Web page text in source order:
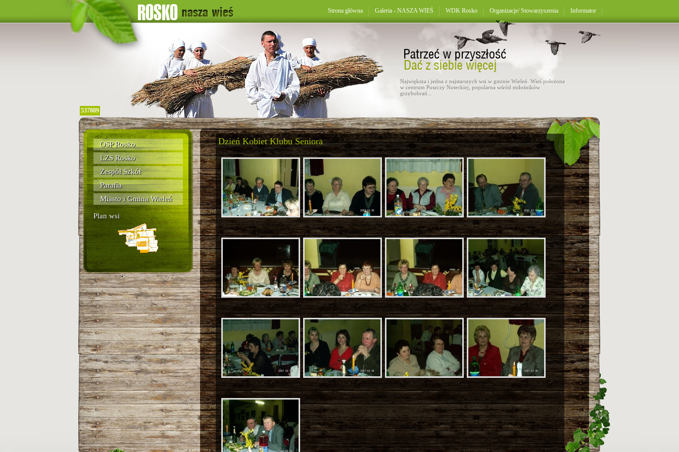
Strona główna Galeria - NASZA WIEŚ WDK Rosko Organizacje/ Stowarzyszenia Informator
Największa i jedna z najstarszych wsi w gminie Wieleń. Wieś położona
w centrum Puszczy Noteckiej, popularna wśród miłośników
grzybobrań...
537889
OSP Rosko
LZS Rosko
Zespół Szkół
Parafia
Miasto i Gmina Wieleń
Plan wsi
Dzień Kobiet Klubu Seniora